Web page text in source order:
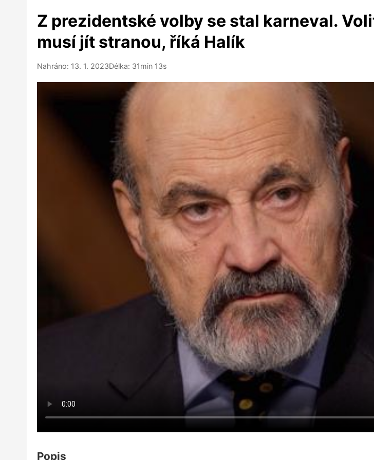
Z prezidentské volby se stal karneval.
musí jít stranou, říká Halík
Nahráno: 13. 1. 2023Délka: 31min 13s
Popis